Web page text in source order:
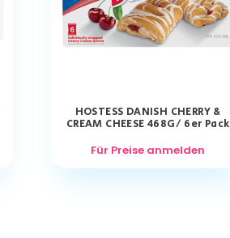
HOSTESS DANISH CHERRY &
CREAM CHEESE 468G/ 6er Pack
Für Preise anmelden